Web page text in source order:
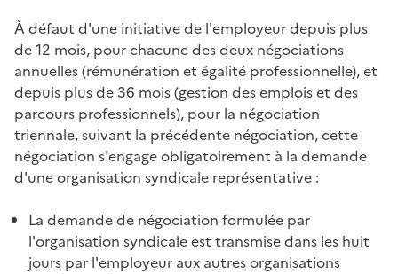
À défaut d'une initiative de l'employeur depuis plus
de 12 mois, pour chacune des deux négociations
annuelles (rémunération et égalité professionnelle), et
depuis plus de 36 mois (gestion des emplois et des
parcours professionnels), pour la négociation
triennale, suivant la précédente négociation, cette
négociation s'engage obligatoirement à la demande
d'une organisation syndicale représentative :
La demande de négociation formulée par
l'organisation syndicale est transmise dans les huit
jours par l'employeur aux autres organisations